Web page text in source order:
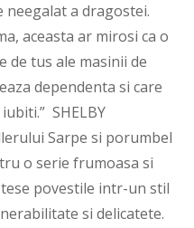
a dragostei.
aceasta ar mirosi ca o
de tus ale masinii de
dependenta si care
SHELBY
Sarpe si porumbel
o serie frumoasa si
povestile intr-un stil
si delicatete.